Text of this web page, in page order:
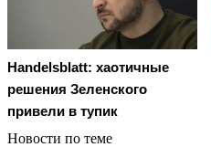
Handelsblatt: хаотичные
решения Зеленского
привели в тупик
Новости по теме